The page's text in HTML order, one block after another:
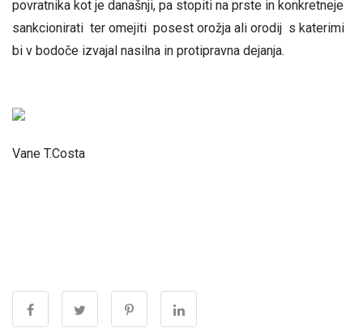
povratnika kot je današnji, pa stopiti na prste in konkretneje
sankcionirati ter omejiti posest orožja ali orodij s katerimi
bi v bodoče izvajal nasilna in protipravna dejanja.
Vane T.Costa